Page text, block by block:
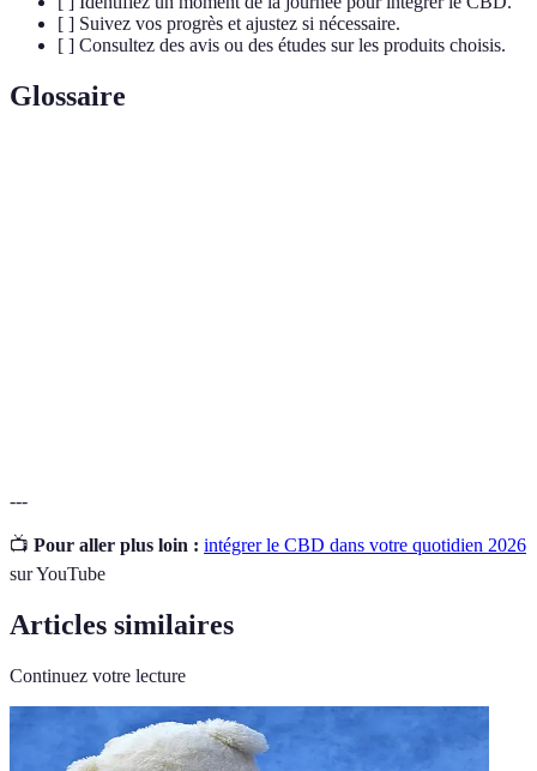
[ ] Suivez vos progrès et ajustez si nécessaire.
[ ] Consultez des avis ou des études sur les produits choisis.
Glossaire
---
📺 Pour aller plus loin : intégrer le CBD dans votre quotidien 2026
sur YouTube
Articles similaires
Continuez votre lecture